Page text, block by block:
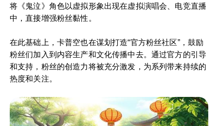
将《鬼泣》角色以虚拟形象出现在虚拟演唱会、电竞直播
中，直接增强粉丝黏性。
在此基础上，卡普空也在谋划打造“官方粉丝社区”，鼓励
粉丝们加入到内容生产和文化传播中去。通过官方的引导
和支持，粉丝的创造力将被充分激发，为系列带来持续的
热度和关注。